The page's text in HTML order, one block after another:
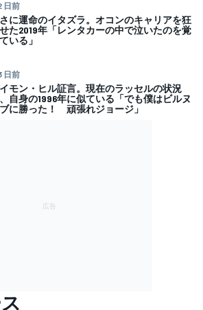
日前
に運命のイタズラ。オコンのキャリアを狂
た2019年「レンタカーの中で泣いたのを覚
いる」
日前
モン・ヒル証言。現在のラッセルの状況
自身の1996年に似ている「でも僕はビルヌ
に勝った！ 頑張れジョージ」